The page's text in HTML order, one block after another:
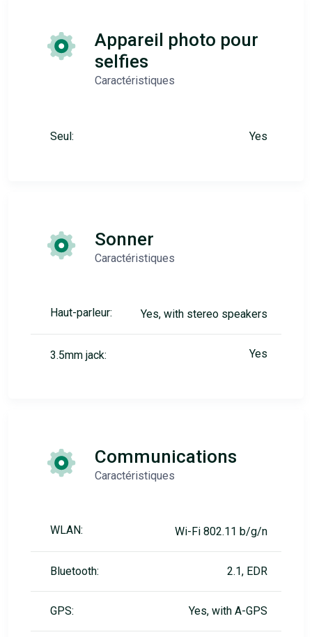
Appareil photo pour
selfies
Caractéristiques
Seul: Yes
Sonner
Caractéristiques
Haut-parleur: Yes, with stereo speakers
3.5mm jack: Yes
Communications
Caractéristiques
WLAN: Wi-Fi 802.11 b/g/n
Bluetooth: 2.1, EDR
GPS: Yes, with A-GPS